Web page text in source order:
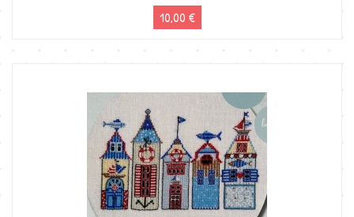
10,00 €